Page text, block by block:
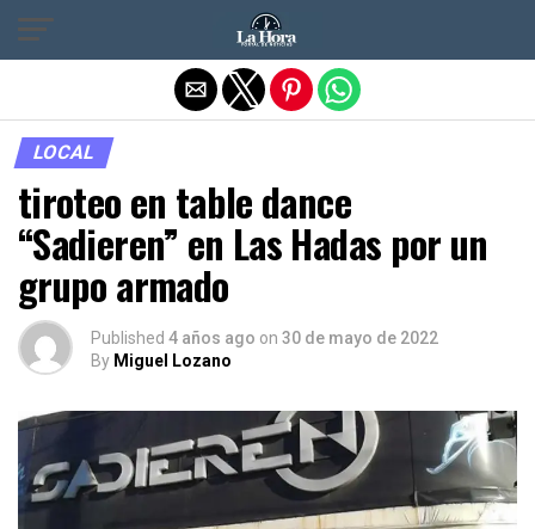
LOCAL
tiroteo en table dance
“Sadieren” en Las Hadas por un
grupo armado
Published 4 años ago on 30 de mayo de 2022
By Miguel Lozano
Salir de la versión móvil